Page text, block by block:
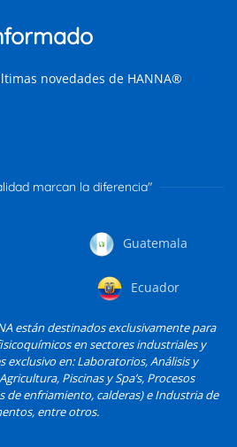
novedades de HANNA®
marcan la diferencia"
Guatemala
Ecuador
están destinados exclusivamente para
en sectores industriales y
exclusivo en: Laboratorios, Análisis y
Piscinas y Spa’s, Procesos
de enfriamiento, calderas) e Industria de
entre otros.